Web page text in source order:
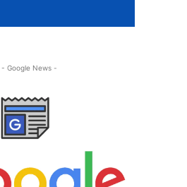
- Google News -